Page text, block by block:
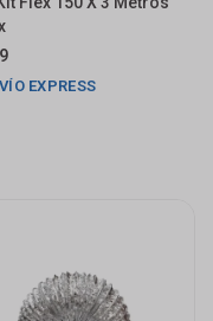
EXPRESS